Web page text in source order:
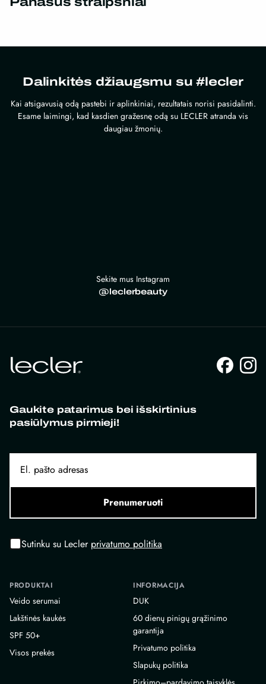
Dalinkitės džiaugsmu su #lecler
Kai atsigavusią odą pastebi ir aplinkiniai, rezultatais norisi pasidalinti.
Esame laimingi, kad kasdien gražesnę odą su LECLER atranda vis
daugiau žmonių.
Sekite mus Instagram
@leclerbeauty
Gaukite patarimus bei išskirtinius
pasiūlymus pirmieji!
Prenumeruoti
Sutinku su Lecler privatumo politika
PRODUKTAI
Veido serumai
Lakštinės kaukės
SPF 50+
Visos prekės
INFORMACIJA
DUK
60 dienų pinigų grąžinimo
garantija
Privatumo politika
Slapukų politika